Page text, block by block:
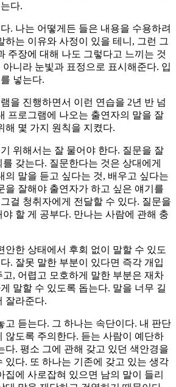
다.
. 나는 어떻게든 들은 내용을 수용하려
하는 이유와 사정이 있을 테니, 그런 그
주장에 대해 나도 그렇다고 느끼는 것
니라 눈빛과 표정으로 표시해준다. 입
넣는다.
을 진행하면서 이런 연습을 2년 반 넘
프로그램에 나오는 출연자의 말을 잘
해 몇 가지 원칙을 지켰다.
위해서는 잘 물어야 한다. 질문을 잘
갖는다. 질문한다는 것은 상대에게
의 말을 듣고 싶다는 것, 배우고 싶다는
을 잘해야 출연자가 하고 싶은 얘기를
걸 청취자에게 전달할 수 있다. 질문을
할 게 공부다. 만나는 사람에 관해 충
안한 상태에서 후회 없이 말할 수 있도
. 잘못 말한 부분이 있다면 즉각 개입
, 어렵고 모호하게 말한 부분은 재차
말할 수 있도록 돕는다. 말을 너무 길
잘라준다.
고 듣는다. 그 하나는 속단이다. 내 판단
않도록 주의한다. 듣는 사람이 예단하
다. 평소 그에 관해 갖고 있던 색안경을
있다. 또 하나는 기존에 갖고 있는 생각
집에 사로잡혀 있으면 남의 말이 들리